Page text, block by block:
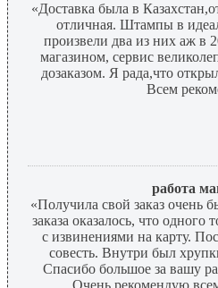
«Доставка была в
отличная. Штампы в
произвели два из них аж в
магазином, сервис
дозаказом. Я рада,что
Всем
работа
«Получила свой заказ очень
заказа оказалось, что одного
с извинениями на карту.
совесть. Внутри был
Спасибо большое за вашу
Очень рекомендую